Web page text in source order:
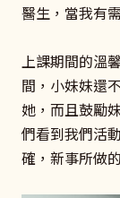
醫生，當我有
上課期間的溫
間，小妹妹還
她，而且鼓勵
們看到我們活
確，新事所做